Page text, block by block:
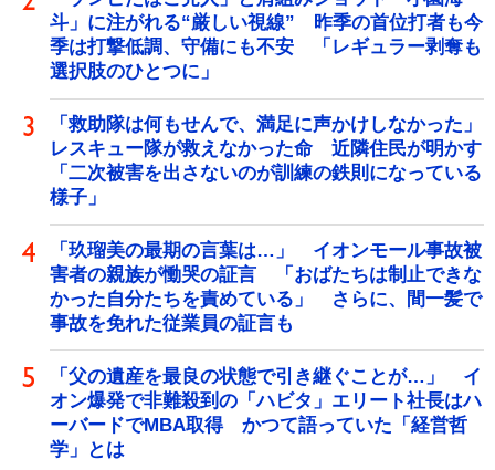
斗」に注がれる“厳しい視線” 昨季の首位打者も今
季は打撃低調、守備にも不安 「レギュラー剥奪も
選択肢のひとつに」
「救助隊は何もせんで、満足に声かけしなかった」
レスキュー隊が救えなかった命 近隣住民が明かす
「二次被害を出さないのが訓練の鉄則になっている
様子」
「玖瑠美の最期の言葉は…」 イオンモール事故被
害者の親族が慟哭の証言 「おばたちは制止できな
かった自分たちを責めている」 さらに、間一髪で
事故を免れた従業員の証言も
「父の遺産を最良の状態で引き継ぐことが…」 イ
オン爆発で非難殺到の「ハビタ」エリート社長はハ
ーバードでMBA取得 かつて語っていた「経営哲
学」とは